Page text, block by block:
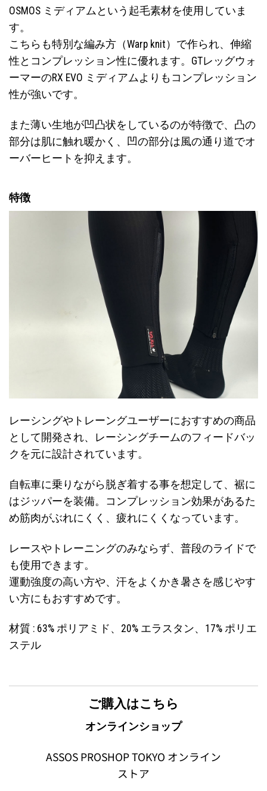
OSMOS ミディアムという起毛素材を使用していま
す。
こちらも特別な編み方（Warp knit）で作られ、伸縮
性とコンプレッション性に優れます。GTレッグウォ
ーマーのRX EVO ミディアムよりもコンプレッション
性が強いです。
また薄い生地が凹凸状をしているのが特徴で、凸の
部分は肌に触れ暖かく、凹の部分は風の通り道でオ
ーバーヒートを抑えます。
特徴
レーシングやトレーングユーザーにおすすめの商品
として開発され、レーシングチームのフィードバッ
クを元に設計されています。
自転車に乗りながら脱ぎ着する事を想定して、裾に
はジッパーを装備。コンプレッション効果があるた
め筋肉がぶれにくく、疲れにくくなっています。
レースやトレーニングのみならず、普段のライドで
も使用できます。
運動強度の高い方や、汗をよくかき暑さを感じやす
い方にもおすすめです。
材質 : 63% ポリアミド、20% エラスタン、17% ポリエ
ステル
ご購入はこちら
オンラインショップ
ASSOS PROSHOP TOKYO オンライン
ストア